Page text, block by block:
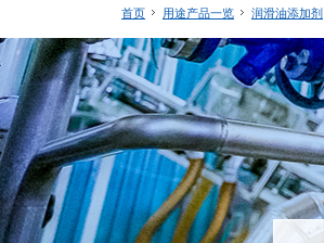
首页 用途产品一览 润滑油添加剂